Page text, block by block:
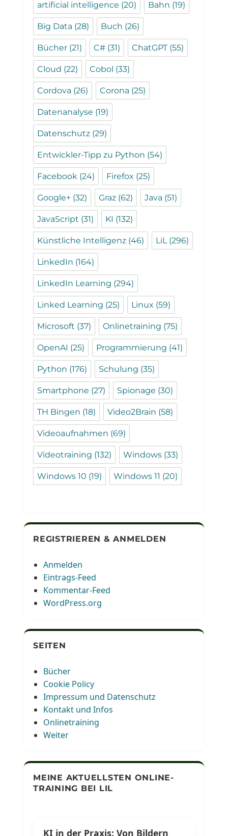
artificial intelligence (20) Bahn (19)
Big Data (28) Buch (26)
Bücher (21) C# (31) ChatGPT(55)
Cloud (22) Cobol (33)
Cordova (26) Corona (25)
Datenanalyse (19)
Datenschutz (29)
Entwickler-Tipp zu Python (54)
Facebook (24) Firefox (25)
Google+ (32) Graz (62) Java (51)
JavaScript (31) KI (132)
Künstliche Intelligenz (46) LiL(296)
LinkedIn (164)
LinkedIn Learning (294)
Linked Learning (25) Linux (59)
Microsoft (37) Onlinetraining (75)
OpenAI (25) Programmierung (41)
Python (176) Schulung (35)
Smartphone (27) Spionage (30)
TH Bingen (18) Video2Brain (58)
Videoaufnahmen (69)
Videotraining (132) Windows (33)
Windows 10 (19) Windows 11 (20)
REGISTRIEREN & ANMELDEN
Anmelden
Eintrags-Feed
Kommentar-Feed
WordPress.org
SEITEN
Bücher
Cookie Policy
Impressum und Datenschutz
Kontakt und Infos
Onlinetraining
Weiter
MEINE AKTUELLSTEN ONLINE-
TRAINING BEI LIL
KI in der Praxis: Von Bildern